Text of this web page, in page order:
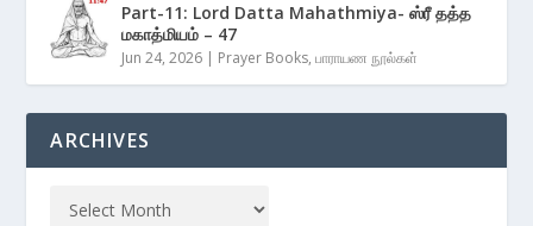
Part-11: Lord Datta Mahathmiya- ஸ்ரீ தத்த
மகாத்மியம் – 47
Jun 24, 2026 | Prayer Books,பாராயண நூல்கள்
ARCHIVES